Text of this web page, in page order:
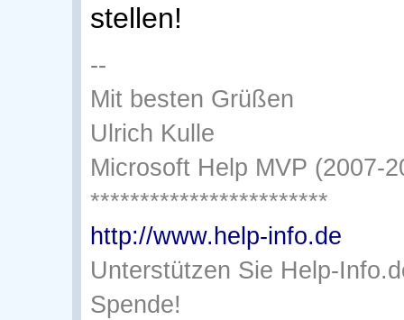
stellen!
--
Mit besten Grüßen
Ulrich Kulle
Microsoft Help MVP (2007-
************************
http://www.help-info.de
Unterstützen Sie Help-
Spende!